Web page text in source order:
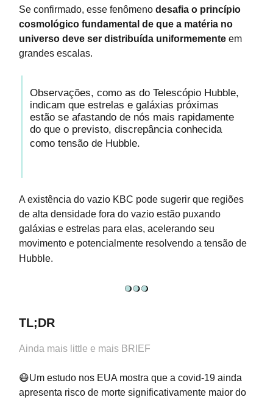
Se confirmado, esse fenômeno desafia o princípio
cosmológico fundamental de que a matéria no
universo deve ser distribuída uniformemente em
grandes escalas.
Observações, como as do Telescópio Hubble,
indicam que estrelas e galáxias próximas
estão se afastando de nós mais rapidamente
do que o previsto, discrepância conhecida
como tensão de Hubble.
A existência do vazio KBC pode sugerir que regiões
de alta densidade fora do vazio estão puxando
galáxias e estrelas para elas, acelerando seu
movimento e potencialmente resolvendo a tensão de
Hubble.
TL;DR
Ainda mais little e mais BRIEF
😷Um estudo nos EUA mostra que a covid-19 ainda
apresenta risco de morte significativamente maior do